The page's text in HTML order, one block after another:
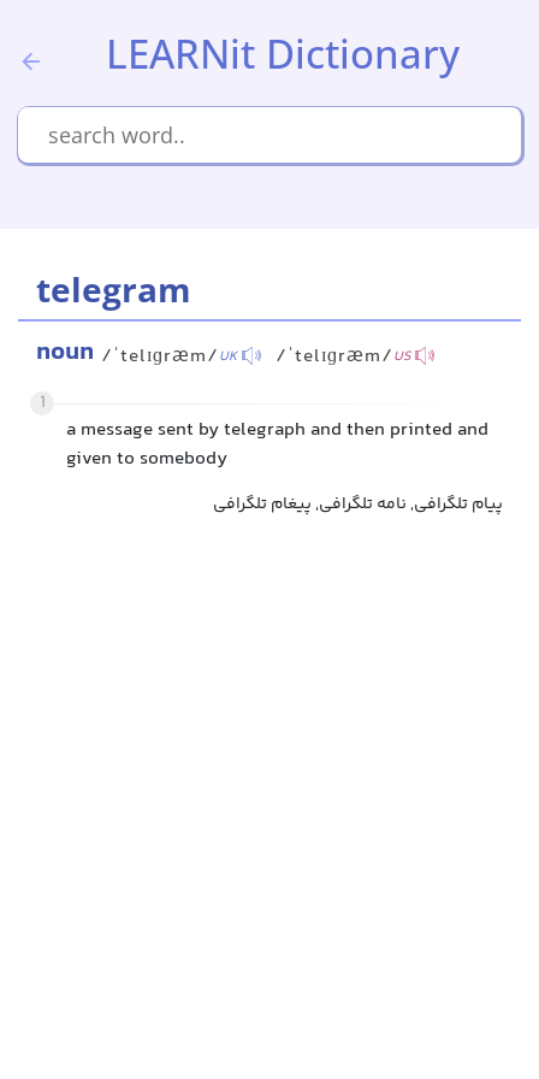
LEARNit Dictionary
telegram
noun /ˈtelɪɡræm/UK /ˈtelɪɡræm/US
1
a message sent by telegraph and then printed and
given to somebody
پیام تلگرافی, نامه تلگرافی, پیغام تلگرافی